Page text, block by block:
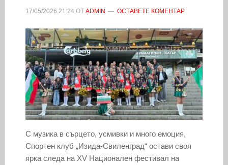
17/05/2026 21:24ОТ ADMIN ОСТАВЕТЕ КОМЕНТАР
С музика в сърцето, усмивки и много емоция,
Спортен клуб „Изида-Свиленград“ остави своя
ярка следа на XV Национален фестивал на